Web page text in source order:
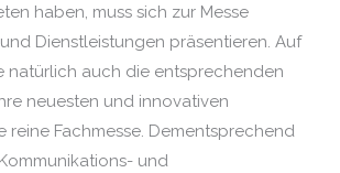
haben, muss sich zur Messe
Dienstleistungen präsentieren. Auf
natürlich auch die entsprechenden
neuesten und innovativen
reine Fachmesse. Dementsprechend
und